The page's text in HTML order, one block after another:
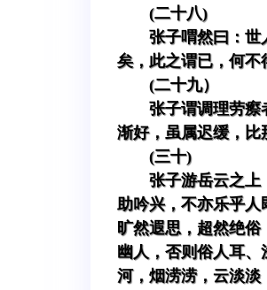
(二十八)
张子喟然曰：世
矣，此之谓已，何不
(二十九）
张子谓调理劳瘵
渐好，虽属迟缓，比
(三十)
张子游岳云之上
助吟兴，不亦乐乎人
旷然遐思，超然绝
幽人，否则俗人耳
河，烟涝涝，云淡